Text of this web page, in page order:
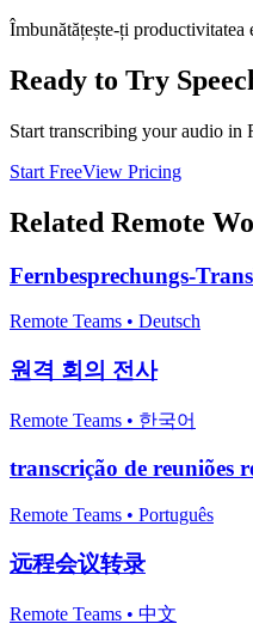
Îmbunătățește-ți
Ready to Try
Start transcribing your audio in
Start FreeView Pricing
Related Remote
Fernbesprechungs-
Remote Teams • Deutsch
원격 회의 전사
Remote Teams • 한국어
transcrição de reuniões
Remote Teams • Português
远程会议转录
Remote Teams • 中文